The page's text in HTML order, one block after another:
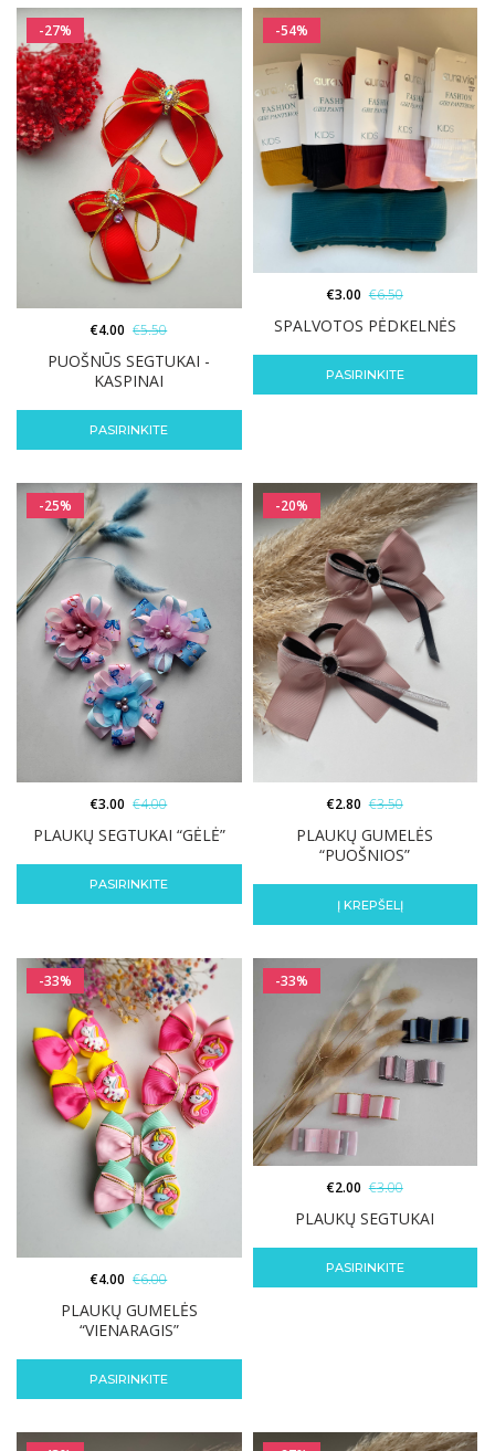
-27%
PUOŠNŪS SEGTUKAI -
KASPINAI
€4.00 €5.50
PASIRINKITE
-54%
SPALVOTOS PĖDKELNĖS
€3.00 €6.50
PASIRINKITE
-25%
PLAUKŲ SEGTUKAI “GĖLĖ”
€3.00 €4.00
PASIRINKITE
-20%
PLAUKŲ GUMELĖS
“PUOŠNIOS”
€2.80 €3.50
Į KREPŠELĮ
-33%
PLAUKŲ GUMELĖS
“VIENARAGIS”
€4.00 €6.00
PASIRINKITE
-33%
PLAUKŲ SEGTUKAI
€2.00 €3.00
PASIRINKITE